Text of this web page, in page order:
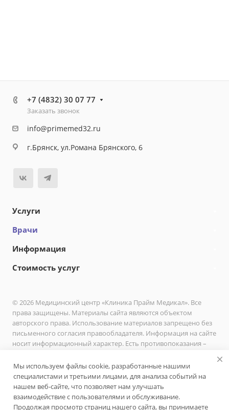
+7 (4832) 30 07 77
Заказать звонок
info@primemed32.ru
г.Брянск, ул.Романа Брянского, 6
Услуги
Врачи
Информация
Стоимость услуг
© 2026 Медицинский центр «Клиника Прайм Медикал». Все
права защищены. Материалы сайта являются объектом
авторского права. Использование материалов запрещено без
письменного согласия правообладателя. Информация на сайте
носит информационный характер. Есть противопоказания –
Политика в отношении обработки персональных данных
пользователей сайта ООО «Клиника Прайм Медикал»
Политика в отношении обработки персональных данных ООО
«Клиника Прайм Медикал»
Мы используем файлы cookie, разработанные нашими
специалистами и третьими лицами, для анализа событий на
нашем веб-сайте, что позволяет нам улучшать
взаимодействие с пользователями и обслуживание.
Продолжая просмотр страниц нашего сайта, вы принимаете